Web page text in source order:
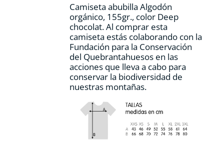
página
de
producto
Camiseta abubilla Algodón
orgánico, 155gr., color Deep
chocolat. Al comprar esta
camiseta estás colaborando con la
Fundación para la Conservación
del Quebrantahuesos en las
acciones que lleva a cabo para
conservar la biodiversidad de
nuestras montañas.